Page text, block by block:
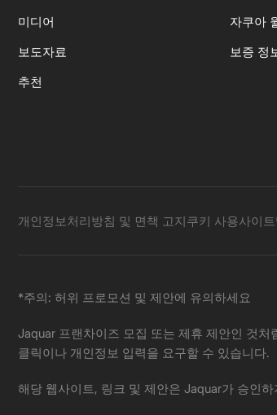
미디어
보도자료
추천
자쿠아
보증 정
개인정보처리방침 및 면책 고지쿠키 사용사이트
*주의: 허위 프로모션 및 제안에 유의하세요
Jaquar 프랜차이즈 모집 또는 제휴 제안인 것
클릭이나 개인정보 입력을 요구할 수 있습니다.
해당 웹사이트, 링크 및 제안은 Jaquar가 승인